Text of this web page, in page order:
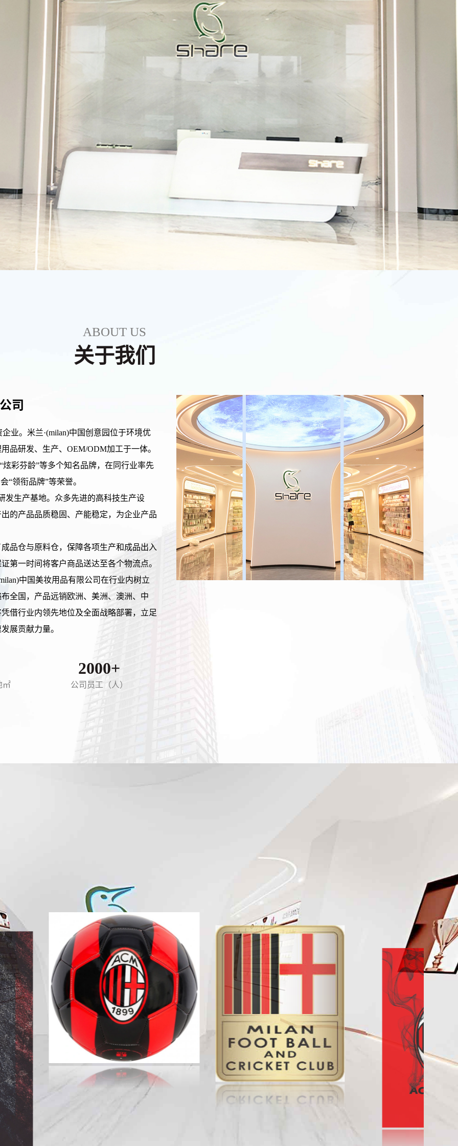
ABOUT US
关于我们
司
业。米兰·(milan)中国创意园位于环境优
品研发、生产、OEM/ODM加工于一体。
炫彩芬龄”等多个知名品牌，在同行业率先
“领衔品牌”等荣誉。
发生产基地。众多先进的高科技生产设
的产品品质稳固、产能稳定，为企业产品
品仓与原料仓，保障各项生产和成品出入
第一时间将客户商品送达至各个物流点。
中国美妆用品有限公司在行业内树立
全国，产品远销欧洲、美洲、澳洲、中
借行业内领先地位及全面战略部署，立足
展贡献力量。
㎡
2000+
公司员工（人）